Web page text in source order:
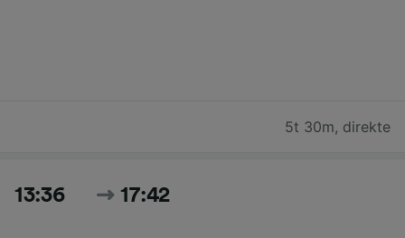
5t 30m, direkte
13:36 17:42